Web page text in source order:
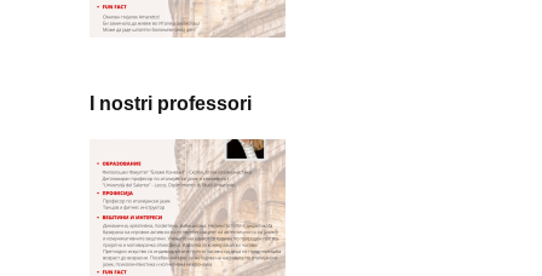
I nostri professori